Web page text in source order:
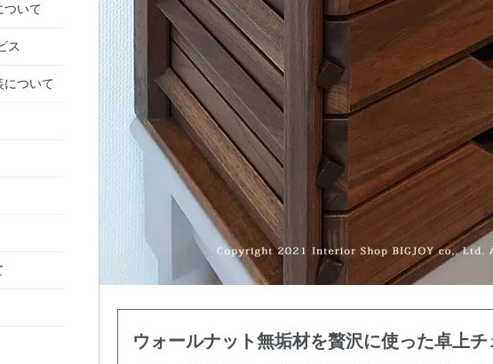
ウォールナット無垢材を贅沢に使った卓上
ついて
ス
について